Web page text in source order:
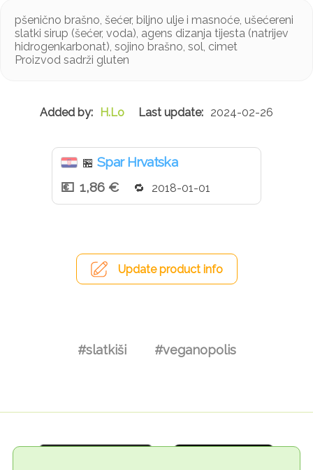
pšenično brašno, šećer, biljno ulje i masnoće, ušećereni
slatki sirup (šećer, voda), agens dizanja tijesta (natrijev
hidrogenkarbonat), sojino brašno, sol, cimet
Proizvod sadrži gluten
H.Lo 2024-02-26
🏪 Spar Hrvatska
1,86 €
2018-01-01
Update product info
#slatkiši #veganopolis